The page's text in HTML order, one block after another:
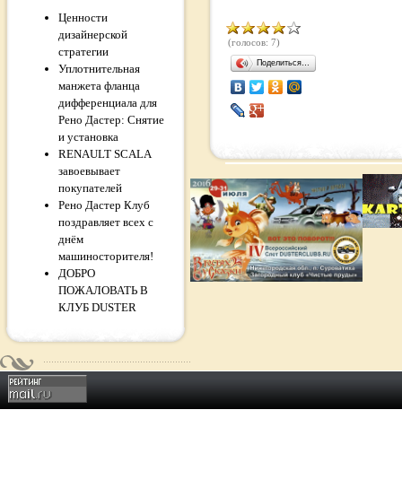
Ценности
дизайнерской
стратегии
Уплотнительная
манжета фланца
дифференциала для
Рено Дастер: Снятие
и установка
RENAULT SCALA
завоевывает
покупателей
Рено Дастер Клуб
поздравляет всех с
днём
машиносторителя!
ДОБРО
ПОЖАЛОВАТЬ В
КЛУБ DUSTER
(голосов: 7)
Поделиться…